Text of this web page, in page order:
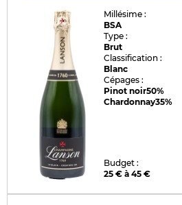
Millésime :
BSA
Type :
Brut
Classification :
Blanc
Cépages :
Pinot noir50%
Chardonnay35%
Budget :
25 € à 45 €